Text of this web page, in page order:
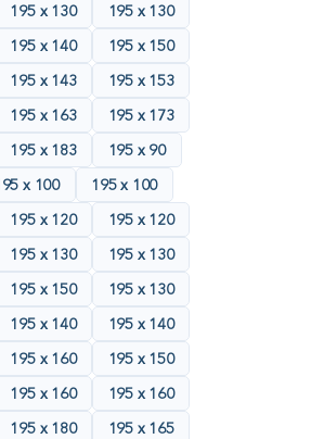
195 х 130
195 х 130
195 х 140
195 х 150
195 х 143
195 х 153
195 х 163
195 х 173
195 х 183
195 х 90
х 100
195 х 100
195 х 120
195 х 120
195 х 130
195 х 130
195 х 150
195 х 130
195 х 140
195 х 140
195 х 160
195 х 150
195 х 160
195 х 160
195 х 180
195 х 165